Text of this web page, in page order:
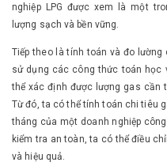
nghiệp LPG được xem là một
lượng sạch và bền vững.
Tiếp theo là tính toán và đo
sử dụng các công thức toán học
thể xác định được lượng gas cần
Từ đó, ta có thể tính toán chi tiêu
tháng của một doanh nghiệp
kiểm tra an toàn, ta có thể điều
và hiệu quả.